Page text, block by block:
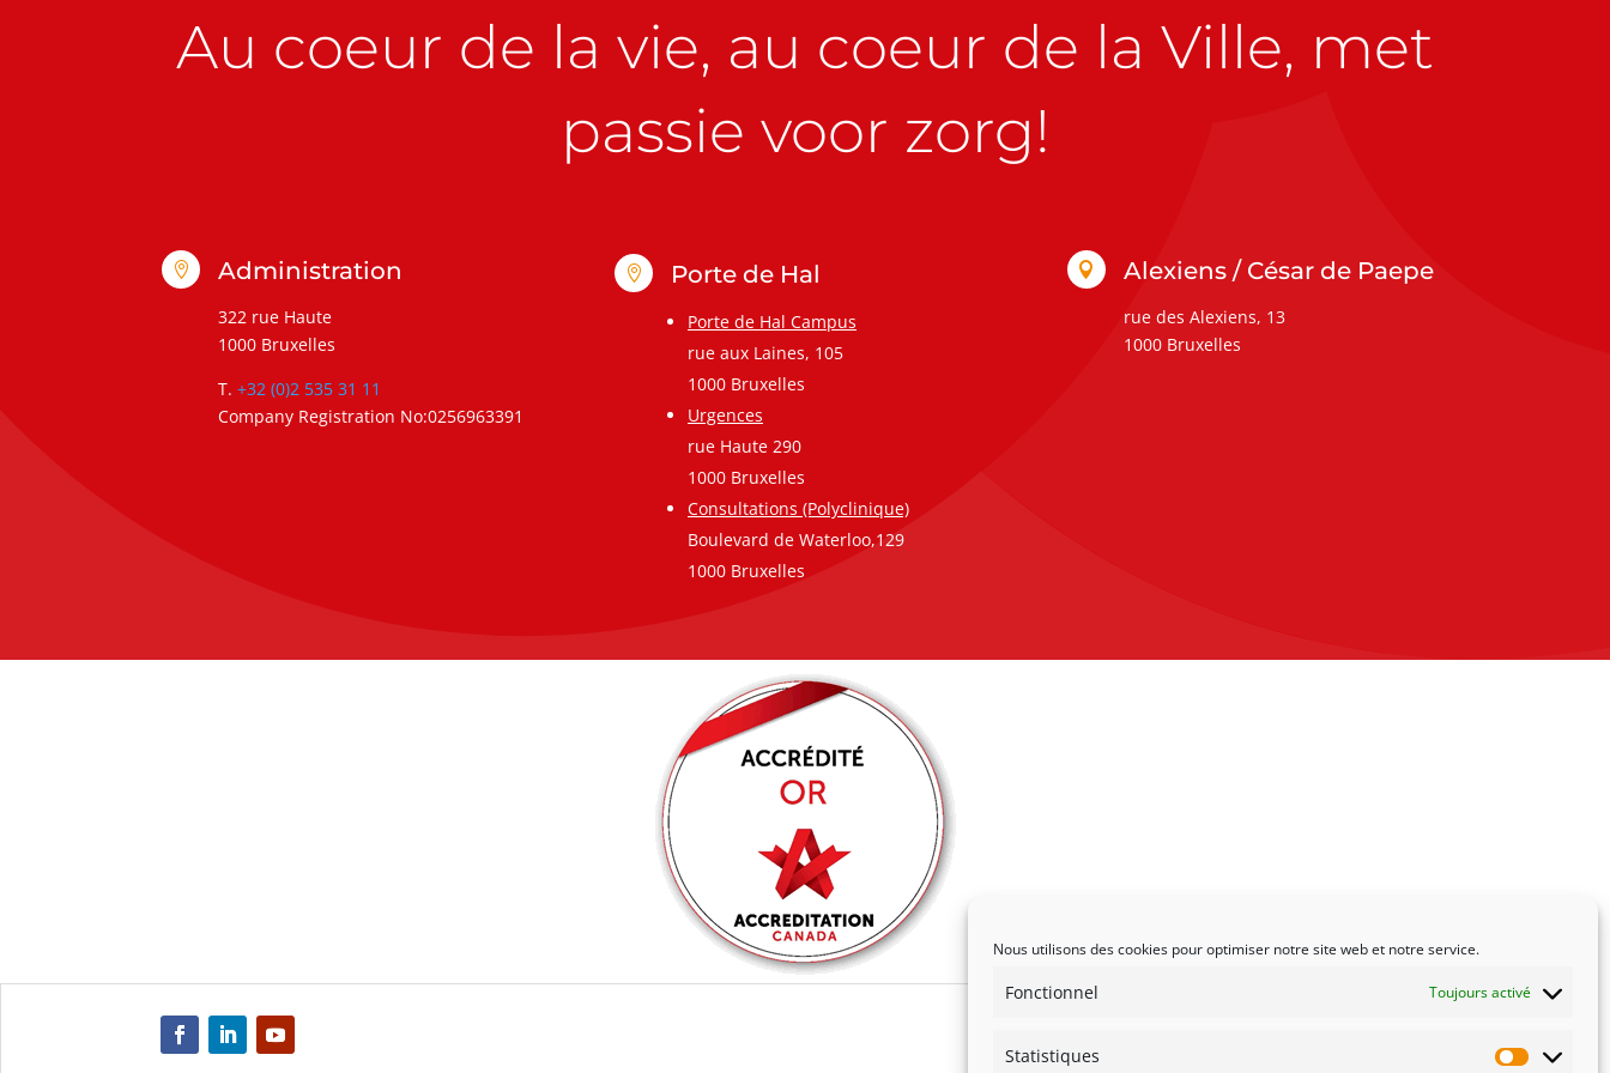
Nous utilisons des cookies pour optimiser notre site web et notre service.
Fonctionnel Toujours activé
Statistiques
Au coeur de la vie, au coeur de la Ville, met
passie voor zorg!
 Administration
322 rue Haute
1000 Bruxelles
T. +32 (0)2 535 31 11
Company Registration No:0256963391
 Porte de Hal
Porte de Hal Campus
rue aux Laines, 105
1000 Bruxelles
Urgences
rue Haute 290
1000 Bruxelles
Consultations (Polyclinique)
Boulevard de Waterloo,129
1000 Bruxelles
 Alexiens / César de Paepe
rue des Alexiens, 13
1000 Bruxelles